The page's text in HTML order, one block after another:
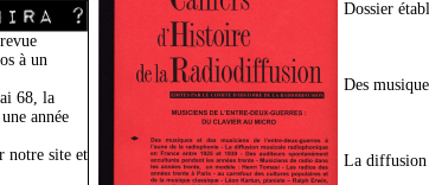
à un
68, la
année
notre site et
Dossier
Des
La diffusion